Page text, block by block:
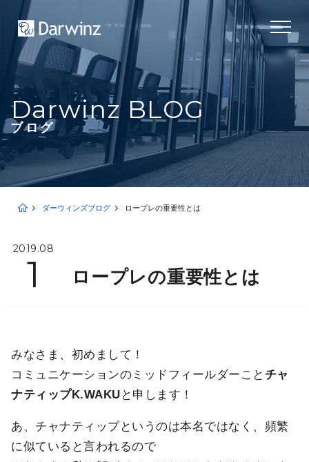
Darwinz BLOG
ブログ
ダーウィンズブログ ロープレの重要性とは
2019.08
1 ロープレの重要性とは
みなさま、初めまして！
コミュニケーションのミッドフィールダーこと チャ
ナティップK.WAKU と申します！
あ、チャナティップというのは本名ではなく、頻繁
に似ていると言われるので